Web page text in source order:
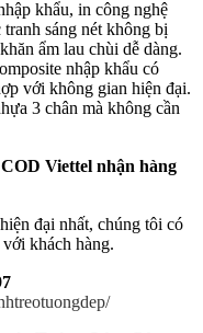
khẩu, in công nghệ
sáng nét không bị
ẩm lau chùi dễ dàng.
nhập khẩu có
với không gian hiện đại.
3 chân mà không cần
Viettel nhận hàng
đại nhất, chúng tôi có
khách hàng.